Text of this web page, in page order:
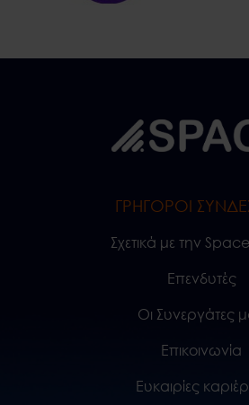
ΓΡΗΓΟΡΟΙ
Σχετικά με την
Επενδυτές
Οι Συνεργάτες
Επικοινωνία
Ευκαιρίες